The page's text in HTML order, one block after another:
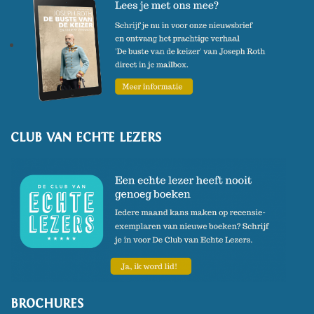
Literatuur.
Zijn nieuwste romanDe stad en
zijn onvaste murenverscheen
in mei 2024.
CLUB VAN ECHTE LEZERS
BROCHURES